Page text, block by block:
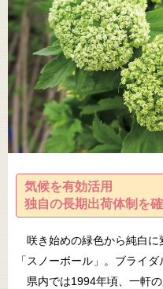
気候を有効活用
独自の長期出荷体制を確
咲き始めの緑色から純白に
「スノーボール」。ブライ
県内では1994年頃、一軒